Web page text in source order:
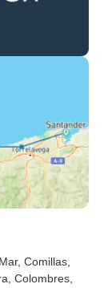
, Comillas
, Colombres